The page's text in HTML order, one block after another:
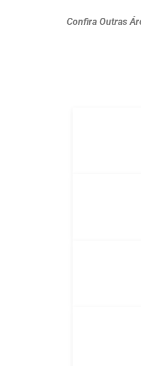
Confira Outras